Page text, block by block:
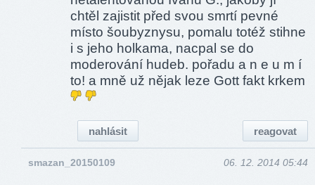
chtěl zajistit před svou smrtí pevné
místo šoubyznysu, pomalu totéž stihne
i s jeho holkama, nacpal se do
moderování hudeb. pořadu a n e u m í
to! a mně už nějak leze Gott fakt krkem
reagovat
nahlásit
smazan_20150109 06. 12. 2014 05:44